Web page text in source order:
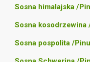
Sosna himalajska /
Sosna kosodrzewina
Sosna pospolita /